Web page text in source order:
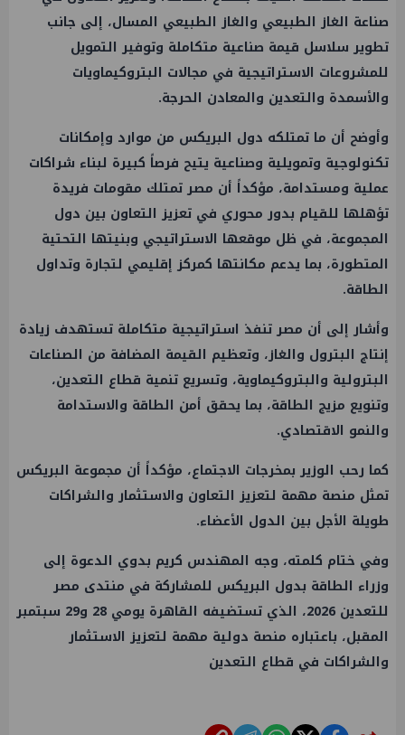
صناعة الغاز الطبيعي والغاز الطبيعي المسال، إلى جانب
تطوير سلاسل قيمة صناعية متكاملة وتوفير التمويل
للمشروعات الاستراتيجية في مجالات البتروكيماويات
والأسمدة والتعدين والمعادن الحرجة.
وأوضح أن ما تمتلكه دول البريكس من موارد وإمكانات
تكنولوجية وتمويلية وصناعية يتيح فرصاً كبيرة لبناء شراكات
عملية ومستدامة، مؤكداً أن مصر تمتلك مقومات فريدة
تؤهلها للقيام بدور محوري في تعزيز التعاون بين دول
المجموعة، في ظل موقعها الاستراتيجي وبنيتها التحتية
المتطورة، بما يدعم مكانتها كمركز إقليمي لتجارة وتداول
الطاقة.
وأشار إلى أن مصر تنفذ استراتيجية متكاملة تستهدف زيادة
إنتاج البترول والغاز، وتعظيم القيمة المضافة من الصناعات
البترولية والبتروكيماوية، وتسريع تنمية قطاع التعدين،
وتنويع مزيج الطاقة، بما يحقق أمن الطاقة والاستدامة
والنمو الاقتصادي.
كما رحب الوزير بمخرجات الاجتماع، مؤكداً أن مجموعة البريكس
تمثل منصة مهمة لتعزيز التعاون والاستثمار والشراكات
طويلة الأجل بين الدول الأعضاء.
وفي ختام كلمته، وجه المهندس كريم بدوي الدعوة إلى
وزراء الطاقة بدول البريكس للمشاركة في منتدى مصر
للتعدين 2026، الذي تستضيفه القاهرة يومي 28 و29 سبتمبر
المقبل، باعتباره منصة دولية مهمة لتعزيز الاستثمار
والشراكات في قطاع التعدين